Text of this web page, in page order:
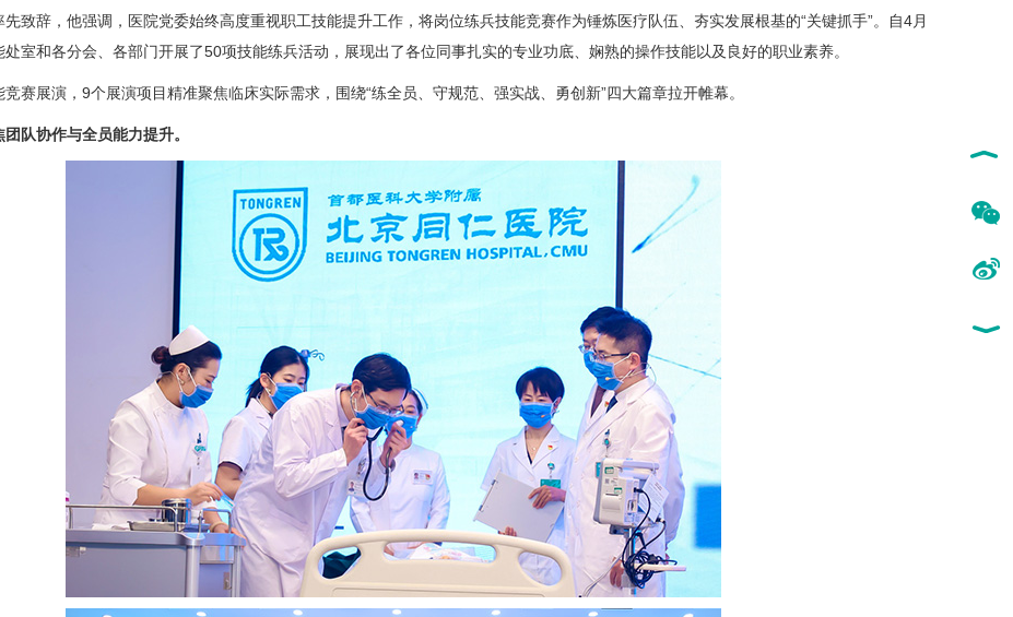
致辞，他强调，医院党委始终高度重视职工技能提升工作，将岗位练兵技能竞赛作为锤炼医疗队伍、夯实发展根基的“关键抓手”。自4月
室和各分会、各部门开展了50项技能练兵活动，展现出了各位同事扎实的专业功底、娴熟的操作技能以及良好的职业素养。
赛展演，9个展演项目精准聚焦临床实际需求，围绕“练全员、守规范、强实战、勇创新”四大篇章拉开帷幕。
队协作与全员能力提升。